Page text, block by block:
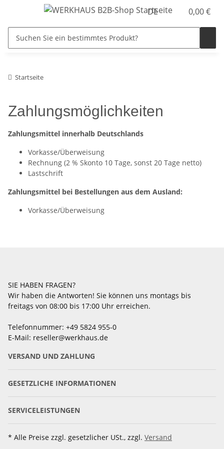
DE 0,00 €
Startseite
Zahlungsmöglichkeiten
Zahlungsmittel innerhalb Deutschlands
Vorkasse/Überweisung
Rechnung (2 % Skonto 10 Tage, sonst 20 Tage netto)
Lastschrift
Zahlungsmittel bei Bestellungen aus dem Ausland:
Vorkasse/Überweisung
SIE HABEN FRAGEN?
Wir haben die Antworten! Sie können uns montags bis
freitags von 08:00 bis 17:00 Uhr erreichen.
Telefonnummer: +49 5824 955-0
E-Mail: reseller@werkhaus.de
VERSAND UND ZAHLUNG
GESETZLICHE INFORMATIONEN
SERVICELEISTUNGEN
* Alle Preise zzgl. gesetzlicher USt., zzgl. Versand